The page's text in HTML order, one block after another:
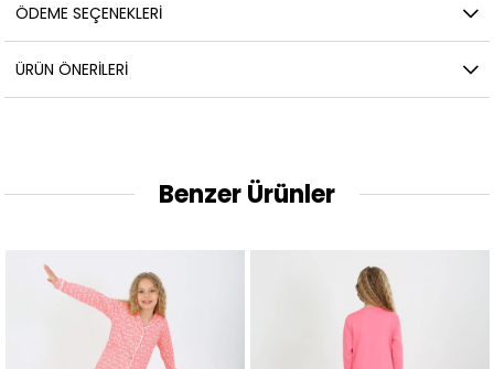
ÖDEME SEÇENEKLERI
ÜRÜN ÖNERILERI
Benzer Ürünler